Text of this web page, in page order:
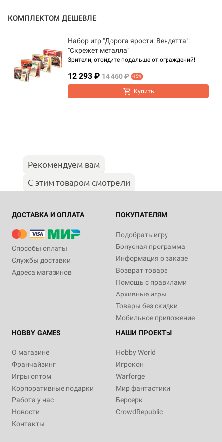
КОМПЛЕКТОМ ДЕШЕВЛЕ
Набор игр "Дорога ярости: Вендетта":
"Скрежет металла"
Зрители, отойдите подальше от ограждений!
12 293 ₽ 14 460 ₽ -15%
Купить
Рекомендуем вам
С этим товаром смотрели
ДОСТАВКА И ОПЛАТА
Способы оплаты
Службы доставки
Адреса магазинов
ПОКУПАТЕЛЯМ
Подобрать игру
Бонусная программа
Информация о заказе
Возврат товара
Помощь с правилами
Архивные игры
Товары без скидки
Мобильное приложение
HOBBY GAMES
О магазине
Франчайзинг
Игры оптом
Корпоративные подарки
Работа у нас
Новости
Контакты
НАШИ ПРОЕКТЫ
Hobby World
Игрокон
Warforge
Мир фантастики
Берсерк
CrowdRepublic